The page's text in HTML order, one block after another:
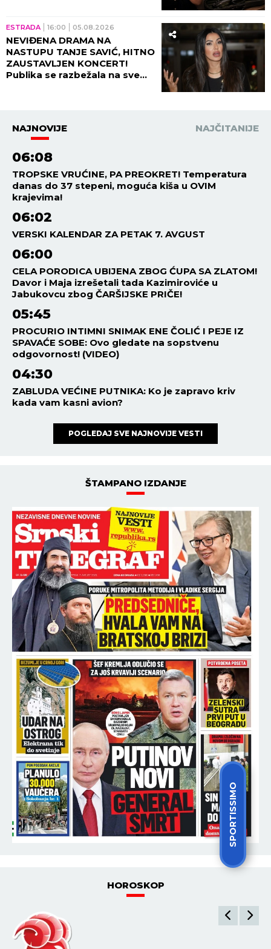
SPORTISSIMO
ESTRADA 16:00 05.08.2026
NEVIĐENA DRAMA NA
NASTUPU TANJE SAVIĆ, HITNO
ZAUSTAVLJEN KONCERT!
Publika se razbežala na sve
NAJNOVIJE NAJČITANIJE
06:08
TROPSKE VRUĆINE, PA PREOKRET! Temperatura
danas do 37 stepeni, moguća kiša u OVIM
krajevima!
06:02
VERSKI KALENDAR ZA PETAK 7. AVGUST
06:00
CELA PORODICA UBIJENA ZBOG ĆUPA SA ZLATOM!
Davor i Maja izrešetali tada Kazimiroviće u
Jabukovcu zbog ČARŠIJSKE PRIČE!
05:45
PROCURIO INTIMNI SNIMAK ENE ČOLIĆ I PEJE IZ
SPAVAĆE SOBE: Ovo gledate na sopstvenu
odgovornost! (VIDEO)
04:30
ZABLUDA VEĆINE PUTNIKA: Ko je zapravo kriv
kada vam kasni avion?
POGLEDAJ SVE NAJNOVIJE VESTI
ŠTAMPANO IZDANJE
HOROSKOP